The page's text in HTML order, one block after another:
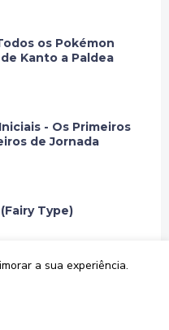
os Pokémon
Kanto a Paldea
- Os Primeiros
de Jornada
Type)
a sua experiência.